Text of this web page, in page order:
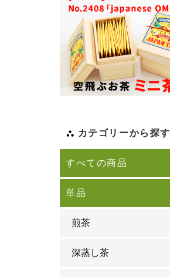
カテゴリーから探す
すべての商品
単品
煎茶
深蒸し茶